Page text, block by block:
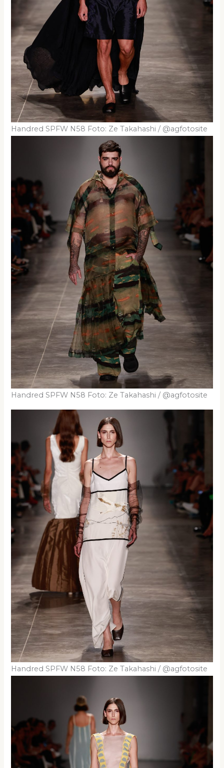
Handred SPFW N58 Foto: Ze Takahashi / @agfotosite
Handred SPFW N58 Foto: Ze Takahashi / @agfotosite
Handred SPFW N58 Foto: Ze Takahashi / @agfotosite